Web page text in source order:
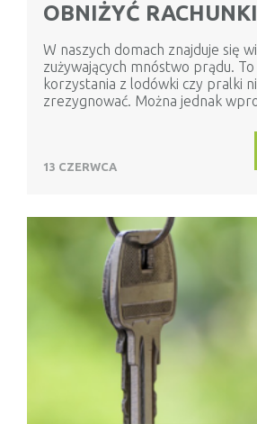
OBNIŻYĆ
W naszych domach znajduje się
zużywających mnóstwo prądu.
korzystania z lodówki czy pralki
zrezygnować. Można jednak
13 CZERWCA